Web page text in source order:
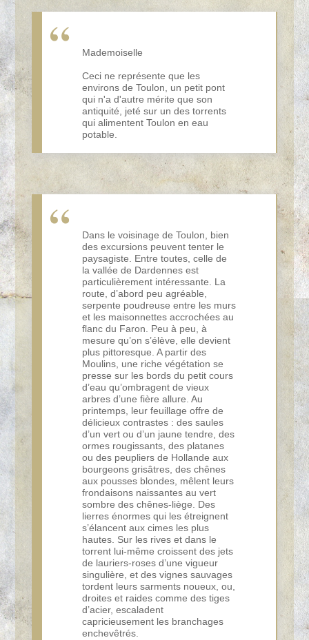
Mademoiselle
Ceci ne représente que les
environs de Toulon, un petit pont
qui n'a d'autre mérite que son
antiquité, jeté sur un des torrents
qui alimentent Toulon en eau
potable.
Dans le voisinage de Toulon, bien
des excursions peuvent tenter le
paysagiste. Entre toutes, celle de
la vallée de Dardennes est
particulièrement intéressante. La
route, d’abord peu agréable,
serpente poudreuse entre les murs
et les maisonnettes accrochées au
flanc du Faron. Peu à peu, à
mesure qu’on s’élève, elle devient
plus pittoresque. A partir des
Moulins, une riche végétation se
presse sur les bords du petit cours
d’eau qu’ombragent de vieux
arbres d’une fière allure. Au
printemps, leur feuillage offre de
délicieux contrastes : des saules
d’un vert ou d’un jaune tendre, des
ormes rougissants, des platanes
ou des peupliers de Hollande aux
bourgeons grisâtres, des chênes
aux pousses blondes, mêlent leurs
frondaisons naissantes au vert
sombre des chênes-liège. Des
lierres énormes qui les étreignent
s’élancent aux cimes les plus
hautes. Sur les rives et dans le
torrent lui-même croissent des jets
de lauriers-roses d’une vigueur
singulière, et des vignes sauvages
tordent leurs sarments noueux, ou,
droites et raides comme des tiges
d’acier, escaladent
capricieusement les branchages
enchevêtrés.